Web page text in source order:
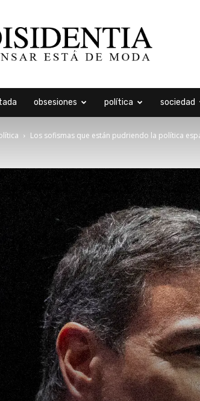
obsesiones política sociedad
Los sofismas que están pudriendo la política